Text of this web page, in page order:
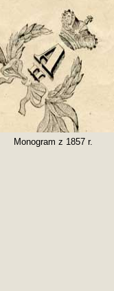
Monogram z 1857 r.